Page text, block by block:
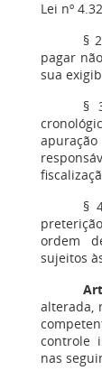
Lei nº
§
pagar
sua
§
§
ordem
sujeitos
alterada,
controle
nas